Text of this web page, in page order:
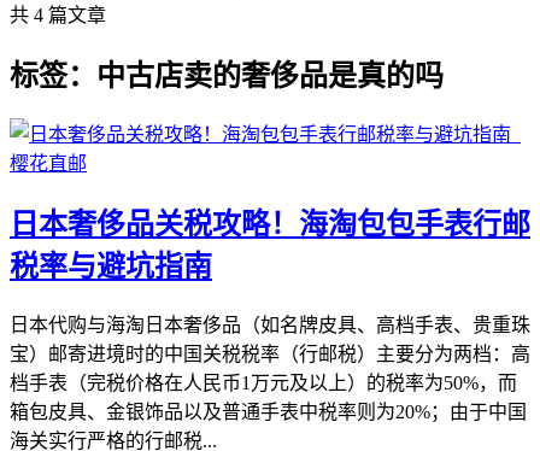
共 4 篇文章
标签：中古店卖的奢侈品是真的吗
日本奢侈品关税攻略！海淘包包手表行邮
税率与避坑指南
日本代购与海淘日本奢侈品（如名牌皮具、高档手表、贵重珠
宝）邮寄进境时的中国关税税率（行邮税）主要分为两档：高
档手表（完税价格在人民币1万元及以上）的税率为50%，而
箱包皮具、金银饰品以及普通手表中税率则为20%；由于中国
海关实行严格的行邮税...